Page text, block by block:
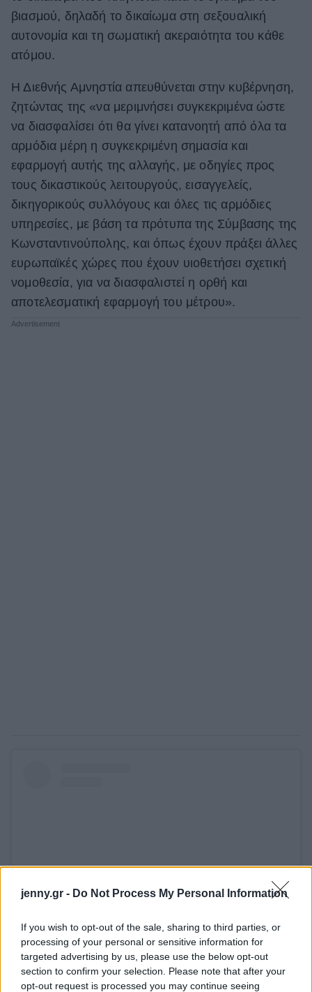
jenny.gr - Do Not Process My Personal Information
If you wish to opt-out of the sale, sharing to third parties, or
processing of your personal or sensitive information for
targeted advertising by us, please use the below opt-out
section to confirm your selection. Please note that after your
opt-out request is processed you may continue seeing
βιασμού, δηλαδή το δικαίωμα στη σεξουαλική
αυτονομία και τη σωματική ακεραιότητα του κάθε
ατόμου.
Η Διεθνής Αμνηστία απευθύνεται στην κυβέρνηση,
ζητώντας της «να μεριμνήσει συγκεκριμένα ώστε
να διασφαλίσει ότι θα γίνει κατανοητή από όλα τα
αρμόδια μέρη η συγκεκριμένη σημασία και
εφαρμογή αυτής της αλλαγής, με οδηγίες προς
τους δικαστικούς λειτουργούς, εισαγγελείς,
δικηγορικούς συλλόγους και όλες τις αρμόδιες
υπηρεσίες, με βάση τα πρότυπα της Σύμβασης της
Κωνσταντινούπολης, και όπως έχουν πράξει άλλες
ευρωπαϊκές χώρες που έχουν υιοθετήσει σχετική
νομοθεσία, για να διασφαλιστεί η ορθή και
αποτελεσματική εφαρμογή του μέτρου».
Δείτε αυτή τη δημοσίευση στο Instagram.